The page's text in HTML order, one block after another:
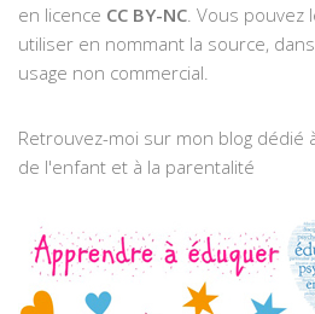
en licence CC BY-NC. Vous pouvez
utiliser en nommant la source,
usage non commercial.
Retrouvez-moi sur mon blog dédié
de l'enfant et à la parentalité